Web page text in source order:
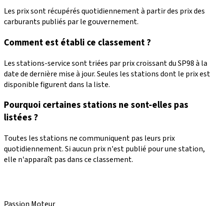
Les prix sont récupérés quotidiennement à partir des prix des
carburants publiés par le gouvernement.
Comment est établi ce classement ?
Les stations-service sont triées par prix croissant du SP98 à la
date de dernière mise à jour. Seules les stations dont le prix est
disponible figurent dans la liste.
Pourquoi certaines stations ne sont-elles pas
listées ?
Toutes les stations ne communiquent pas leurs prix
quotidiennement. Si aucun prix n'est publié pour une station,
elle n'apparaît pas dans ce classement.